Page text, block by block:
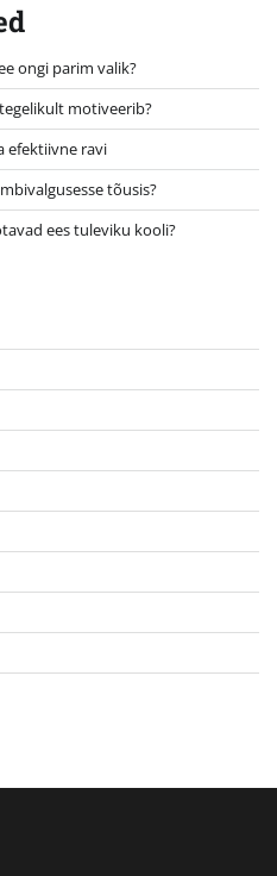
ongi parim valik?
motiveerib?
efektiivne ravi
tõusis?
ees tuleviku kooli?